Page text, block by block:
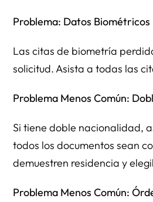
Problema: Datos Biométricos
Las citas de biometría
solicitud. Asista a todas las
Problema Menos Común:
Si tiene doble nacionalidad,
todos los documentos sean
demuestren residencia y
Problema Menos Común: